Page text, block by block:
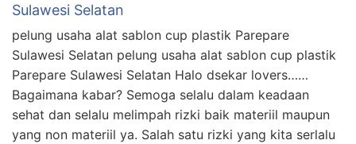
Sulawesi Selatan
pelung usaha alat sablon cup plastik Parepare
Sulawesi Selatan pelung usaha alat sablon cup plastik
Parepare Sulawesi Selatan Halo dsekar lovers……
Bagaimana kabar? Semoga selalu dalam keadaan
sehat dan selalu melimpah rizki baik materiil maupun
yang non materiil ya. Salah satu rizki yang kita serlalu